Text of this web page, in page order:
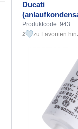
Ducati
Produktcode: 943
2 zu Favoriten